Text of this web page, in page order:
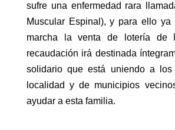
sufre una enfermedad rara
Muscular Espinal), y para ello ya
marcha la venta de lotería de
recaudación irá destinada
solidario que está uniendo a
localidad y de municipios
ayudar a esta familia.